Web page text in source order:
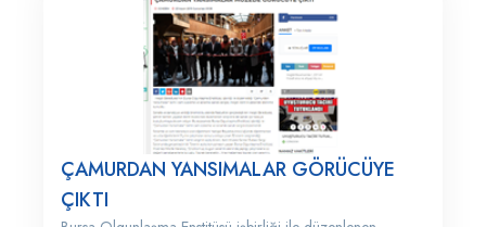
ÇAMURDAN YANSIMALAR GÖRÜCÜYE
ÇIKTI